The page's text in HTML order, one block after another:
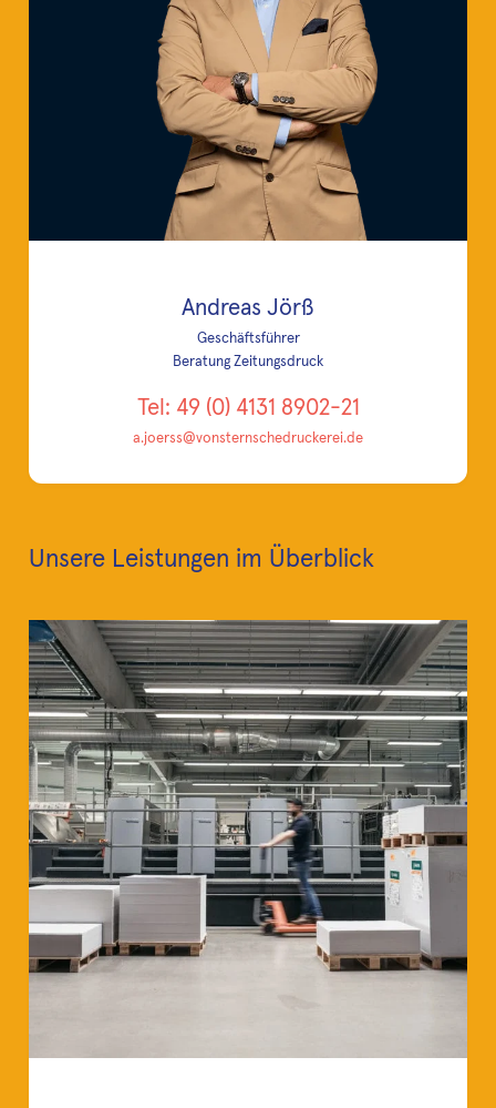
Andreas Jörß
Geschäftsführer
Beratung Zeitungsdruck
Tel: 49 (0) 4131 8902-21
a.joerss@vonsternschedruckerei.de
Unsere Leistungen im Überblick